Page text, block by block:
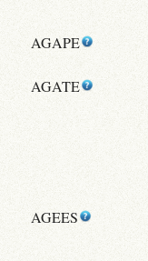
AGAPE
AGATE
AGEES